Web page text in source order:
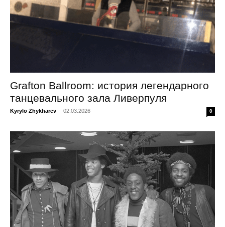
Grafton Ballroom: история легендарного
танцевального зала Ливерпуля
Kyrylo Zhykharev - 02.03.2026 0